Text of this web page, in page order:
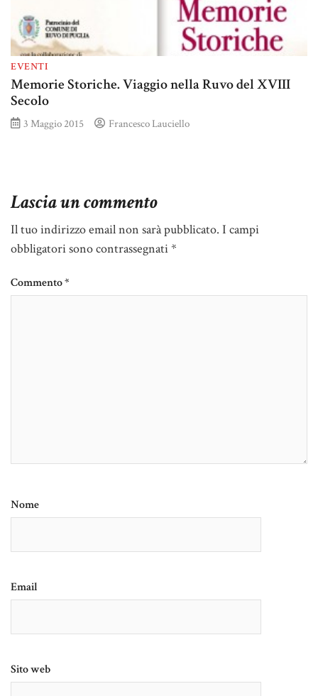
EVENTI
Memorie Storiche. Viaggio nella Ruvo del XVIII
Secolo
3 Maggio 2015 Francesco Lauciello
Lascia un commento
Il tuo indirizzo email non sarà pubblicato. I campi
obbligatori sono contrassegnati*
Commento*
Nome
Email
Sito web